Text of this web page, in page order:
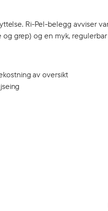
Ri-Pel-belegg avviser
grep) og en myk,
av oversikt